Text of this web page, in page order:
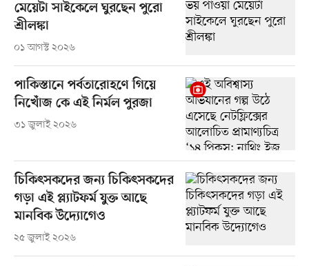
মেয়েটা সাইকেলে ঘুরছেন পুরো
শ্রীলঙ্কা
০১ আগস্ট ২০২৬
পাকিস্তানে পর্বতারোহণে গিয়ে
নিখোঁজ কে এই নির্মল পুরজা
৩১ জুলাই ২০২৬
চিকিৎসকদের জন্য চিকিৎসকদের
গড়া এই প্ল্যাটফর্ম যুক্ত আছে
মানবিক উদ্যোগেও
২৫ জুলাই ২০২৬